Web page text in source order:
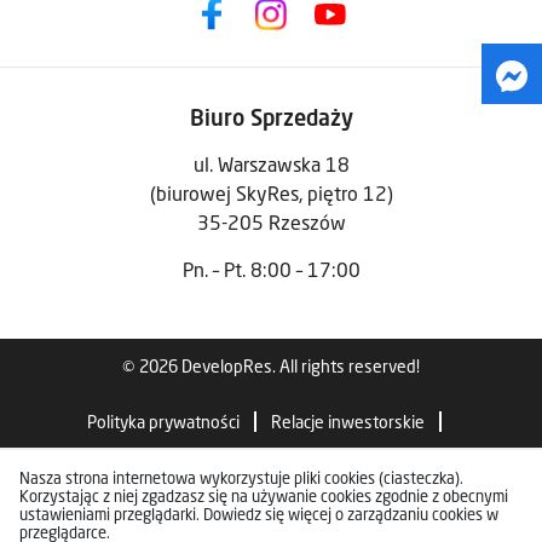
Biuro Sprzedaży
ul. Warszawska 18
(biurowej SkyRes, piętro 12)
35-205 Rzeszów
Pn. – Pt. 8:00 – 17:00
© 2026 DevelopRes. All rights reserved!
Polityka prywatności Relacje inwestorskie
Standardy wykończenia
Nasza strona internetowa wykorzystuje pliki cookies (ciasteczka).
Korzystając z niej zgadzasz się na używanie cookies zgodnie z obecnymi
ustawieniami przeglądarki. Dowiedz się więcej o zarządzaniu cookies w
przeglądarce.